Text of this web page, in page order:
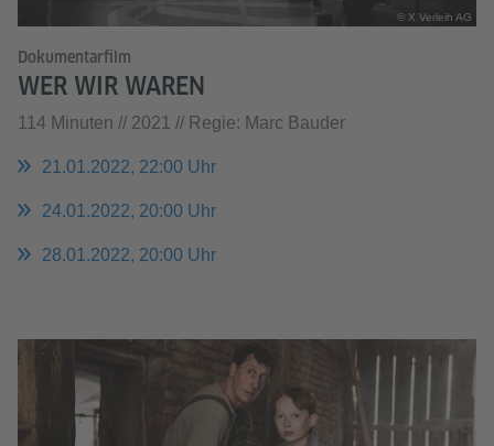
© X Verleih AG
Dokumentarfilm
WER WIR WAREN
114 Minuten // 2021 // Regie: Marc Bauder
21.01.2022, 22:00 Uhr
24.01.2022, 20:00 Uhr
28.01.2022, 20:00 Uhr